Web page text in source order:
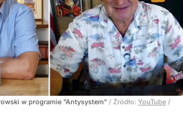
w programie "Antysystem" / Źródło: YouTube /